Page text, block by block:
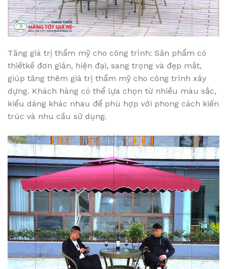
Tăng giá trị thẩm mỹ cho công trình: Sản phẩm có
thiếtkế đơn giản, hiện đại, sang trọng và đẹp mắt,
giúp tăng thêm giá trị thẩm mỹ cho công trình xây
dựng. Khách hàng có thể lựa chọn từ nhiều màu sắc,
kiểu dáng khác nhau để phù hợp với phong cách kiến
trúc và nhu cầu sử dụng.